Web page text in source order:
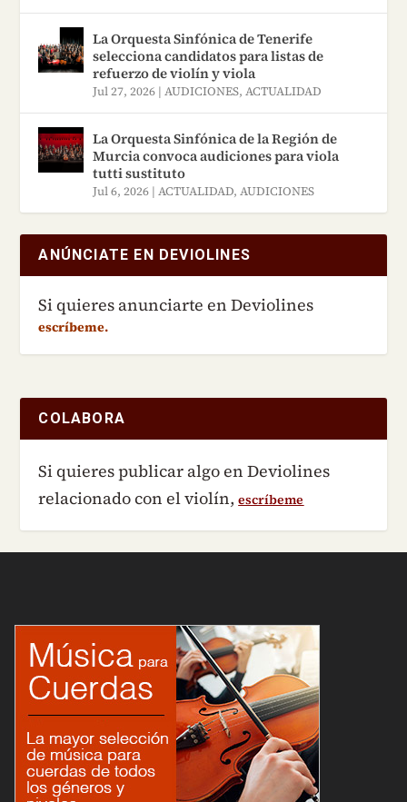
La Orquesta Sinfónica de Tenerife
selecciona candidatos para listas de
refuerzo de violín y viola
Jul 27, 2026 |AUDICIONES,ACTUALIDAD
La Orquesta Sinfónica de la Región de
Murcia convoca audiciones para viola
tutti sustituto
Jul 6, 2026 |ACTUALIDAD,AUDICIONES
ANÚNCIATE EN DEVIOLINES
Si quieres anunciarte en Deviolines
escríbeme.
COLABORA
Si quieres publicar algo en Deviolines
relacionado con el violín,escríbeme